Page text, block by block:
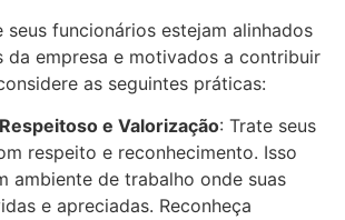
seus funcionários estejam alinhados
da empresa e motivados a contribuir
as seguintes práticas:
e Valorização: Trate seus
respeito e reconhecimento. Isso
ambiente de trabalho onde suas
e apreciadas. Reconheça